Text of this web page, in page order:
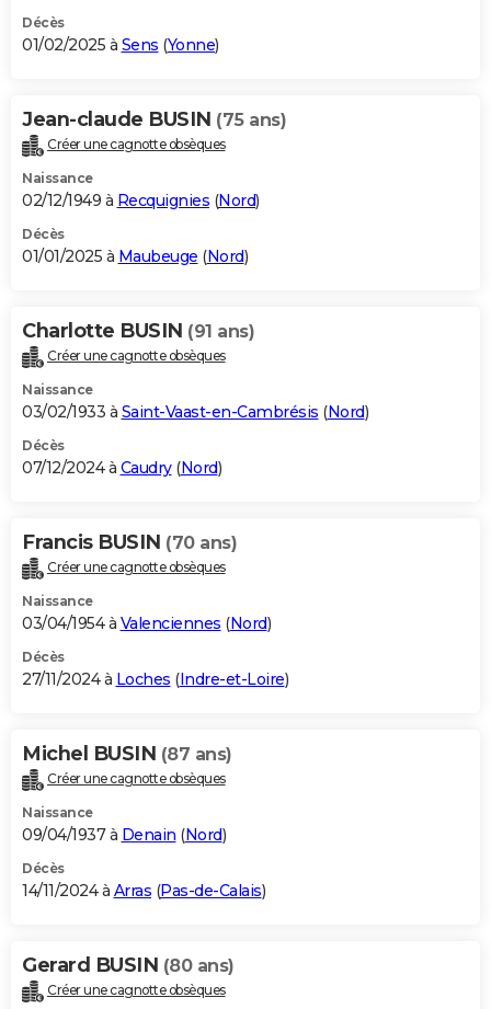
Décès
01/02/2025 à Sens (Yonne)
Jean-claude BUSIN (75 ans)
Créer une cagnotte obsèques
Naissance
02/12/1949 à Recquignies (Nord)
Décès
01/01/2025 à Maubeuge (Nord)
Charlotte BUSIN (91 ans)
Créer une cagnotte obsèques
Naissance
03/02/1933 à Saint-Vaast-en-Cambrésis (Nord)
Décès
07/12/2024 à Caudry(Nord)
Francis BUSIN (70 ans)
Créer une cagnotte obsèques
Naissance
03/04/1954 à Valenciennes (Nord)
Décès
27/11/2024 à Loches (Indre-et-Loire)
Michel BUSIN (87 ans)
Créer une cagnotte obsèques
Naissance
09/04/1937 à Denain (Nord)
Décès
14/11/2024 à Arras (Pas-de-Calais)
Gerard BUSIN (80 ans)
Créer une cagnotte obsèques